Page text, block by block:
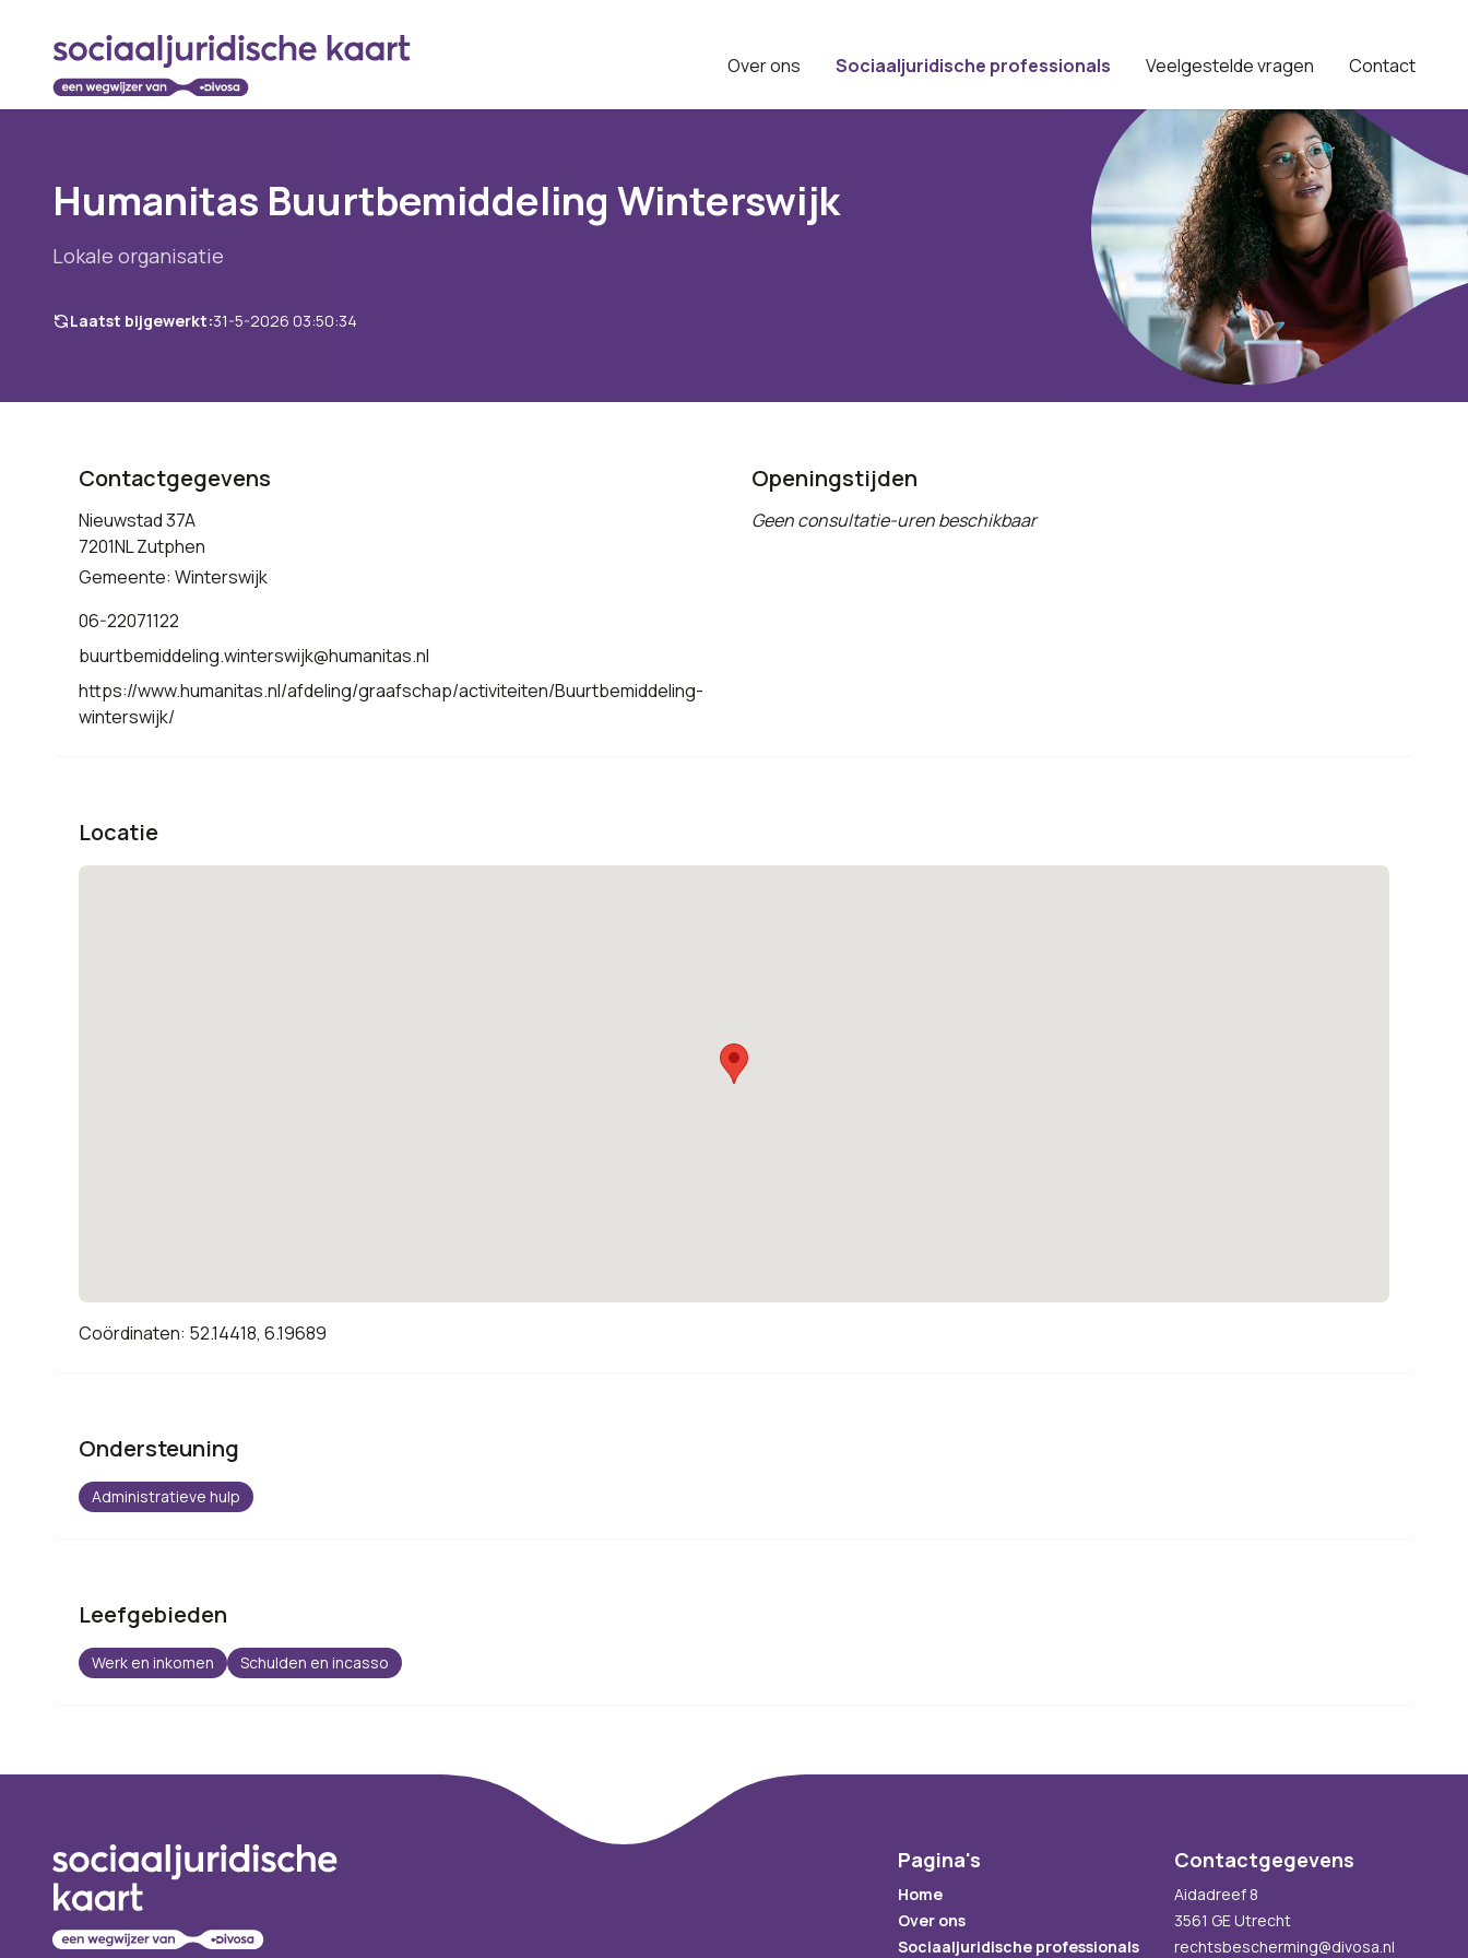
Over ons Sociaaljuridische professionals Veelgestelde vragen Contact
Humanitas Buurtbemiddeling Winterswijk
Lokale organisatie
Laatst bijgewerkt:31-5-2026 03:50:34
Contactgegevens
Nieuwstad 37A
7201NL Zutphen
Gemeente: Winterswijk
06-22071122
buurtbemiddeling.winterswijk@humanitas.nl
https://www.humanitas.nl/afdeling/graafschap/activiteiten/Buurtbemiddeling-
winterswijk/
Openingstijden
Geen consultatie-uren beschikbaar
Locatie
Coördinaten: 52.14418, 6.19689
Ondersteuning
Administratieve hulp
Leefgebieden
Werk en inkomen Schulden en incasso
Pagina's
Home
Over ons
Sociaaljuridische professionals
Contactgegevens
Aidadreef 8
3561 GE Utrecht
rechtsbescherming@divosa.nl